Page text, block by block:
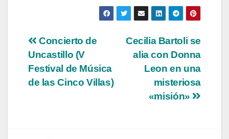
Navegación
de
entradas
Cecilia Bartoli se
alia con Donna
Leon en una
misteriosa
«misión»
Concierto de
Uncastillo (V
Festival de Música
de las Cinco Villas)